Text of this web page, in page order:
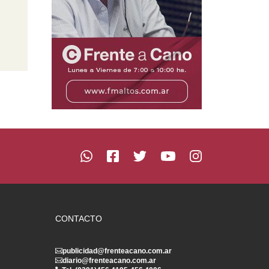
CONTACTO
publicidad@frenteacano.com.ar
diario@frenteacano.com.ar